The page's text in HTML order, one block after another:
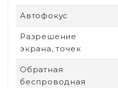
Автофокус
Разрешение
экрана, точек
Обратная
беспроводная